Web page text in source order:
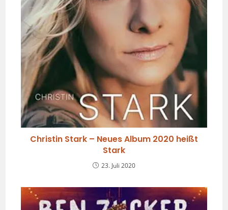
Christin Stark – Neues Album 2020 heißt
Stark
23. Juli 2020